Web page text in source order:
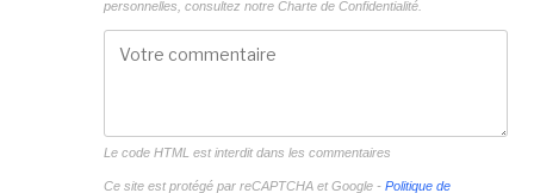
personnelles, consultez notre Charte de Confidentialité.
Le code HTML est interdit dans les commentaires
Ce site est protégé par reCAPTCHA et Google - Politique de